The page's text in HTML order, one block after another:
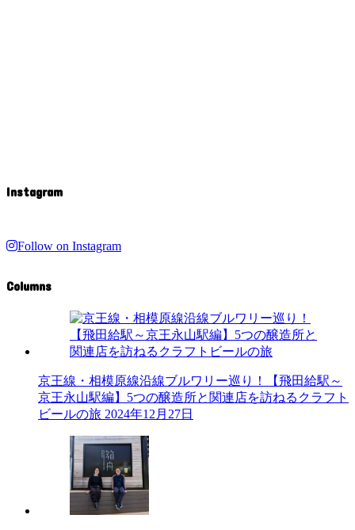
Instagram
Follow on Instagram
Columns
京王線・相模原線沿線ブルワリー巡り！【飛田給駅～
京王永山駅編】5つの醸造所と関連店を訪ねるクラフト
ビールの旅 2024年12月27日